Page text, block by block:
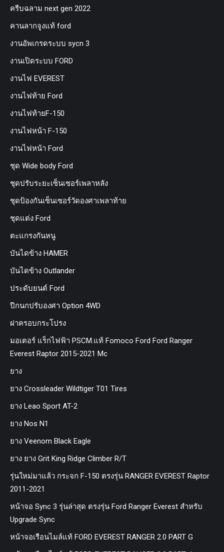
ครีบฉลาม next gen 2022
คานลากจูงแท้ ford
งานอัพเกรดระบบ sycn 3
งานเปิดระบบ FORD
งานไฟ EVEREST
งานไฟท้าย Ford
งานไฟท้ายF-150
งานไฟหน้า F-150
งานไฟหน้า Ford
ชุด Wide body Ford
ชุดปรับระยะเซ็นเซอร์เพลาหลัง
ชุดป้องกันเซ็นเซอร์วัดองศาเพลาท้าย
ชุดแต่ง Ford
ตะแกรงกันหนู
บันไดข้าง HAMER
บันไดข้าง Outlander
ประดับยนต์ Ford
ปีกนกปรับองศา Option 4WD
ฝาครอบกระโปรง
มอเตอร์ แร็กไฟฟ้า PSCM.แท้ Fomoco Ford Ford Ranger
Everest Raptor 2015-2021 Mc
ยาง
ยาง Crossleader Wildtiger T01 Tires
ยาง Leao Sport AT-2
ยาง Nos N1
ยาง Veenom Black Eagle
ยาง ยาง Grit King Ridge Climber R/T
รุ่นใหม่มาแล้ว กระจก F-150 ตรงรุ่น RANGER EVEREST Raptor
2011-2021
หน้าจอ Sync 3 รุ่นล่าสุด ตรงรุ่น Ford Ranger Everest สำหรับ
Upgrade Sync
หน้าจอเรือนไมล์แท้ FORD EVEREST RANGER 2.0 PART G